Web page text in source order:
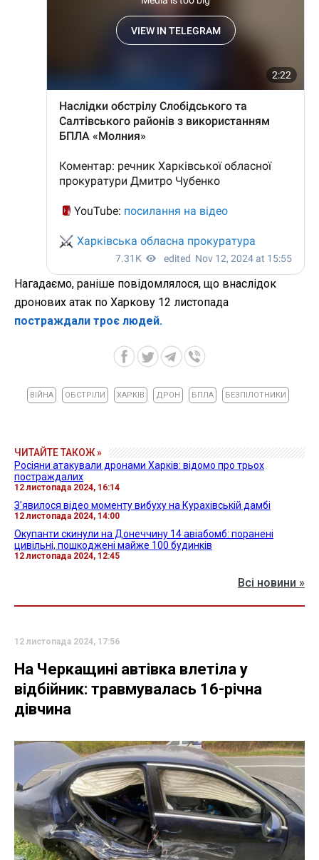
Нагадаємо, раніше повідомлялося, що внаслідок
дронових атак по Харкову 12 листопада
постраждали троє людей.
ВІЙНА ОБСТРІЛИ ХАРКІВ ДРОН БПЛА БЕЗПІЛОТНИКИ
ЧИТАЙТЕ ТАКОЖ »
Росіяни атакували дронами Харків: відомо про трьох
постраждалих
12 листопада 2024, 16:14
З'явилося відео моменту вибуху на Курахівській дамбі
12 листопада 2024, 14:00
Окупанти скинули на Донеччину 14 авіабомб: поранені
цивільні, пошкоджені майже 100 будинків
12 листопада 2024, 12:45
Всі новини »
12 листопада 2024, 17:56
На Черкащині автівка влетіла у
відбійник: травмувалась 16-річна
дівчина